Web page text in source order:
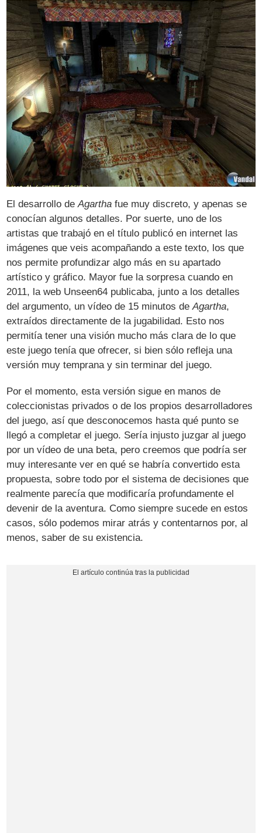
El desarrollo deAgartha fue muy discreto, y apenas se
conocían algunos detalles. Por suerte, uno de los
artistas que trabajó en el título publicó en internet las
imágenes que veis acompañando a este texto, los que
nos permite profundizar algo más en su apartado
artístico y gráfico. Mayor fue la sorpresa cuando en
2011, la web Unseen64 publicaba, junto a los detalles
del argumento, un vídeo de 15 minutos deAgartha,
extraídos directamente de la jugabilidad. Esto nos
permitía tener una visión mucho más clara de lo que
este juego tenía que ofrecer, si bien sólo refleja una
versión muy temprana y sin terminar del juego.
Por el momento, esta versión sigue en manos de
coleccionistas privados o de los propios desarrolladores
del juego, así que desconocemos hasta qué punto se
llegó a completar el juego. Sería injusto juzgar al juego
por un vídeo de una beta, pero creemos que podría ser
muy interesante ver en qué se habría convertido esta
propuesta, sobre todo por el sistema de decisiones que
realmente parecía que modificaría profundamente el
devenir de la aventura. Como siempre sucede en estos
casos, sólo podemos mirar atrás y contentarnos por, al
menos, saber de su existencia.